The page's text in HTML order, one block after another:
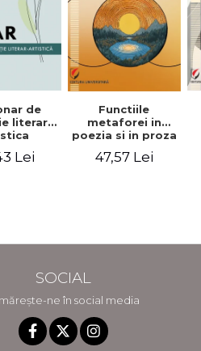
de
literar-
Lei
Functiile
metaforei in
poezia si in proza
Petrescu.
47,57 Lei
SOCIAL
ne în social media